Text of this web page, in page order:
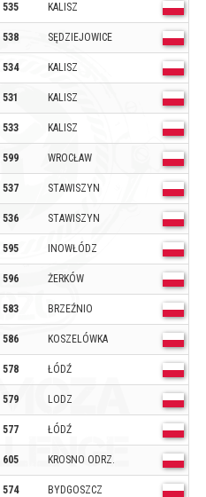
535 KALISZ
538 SĘDZIEJOWICE
534 KALISZ
531 KALISZ
533 KALISZ
599 WROCŁAW
537 STAWISZYN
536 STAWISZYN
595 INOWŁÓDZ
596 ŻERKÓW
583 BRZEŹNIO
586 KOSZELÓWKA
578 ŁÓDŹ
579 LODZ
577 ŁÓDŹ
605 KROSNO ODRZ.
574 BYDGOSZCZ